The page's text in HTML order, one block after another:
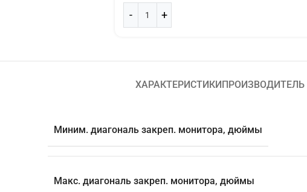
ХАРАКТЕРИСТИКИПРОИЗВОДИТЕЛЬ
Миним. диагональ закреп. монитора, дюймы
Макс. диагональ закреп. монитора, дюймы